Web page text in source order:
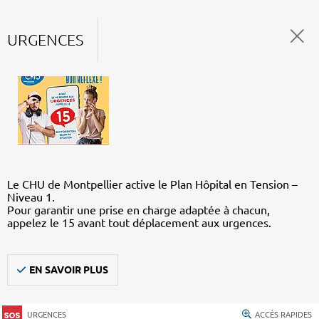
URGENCES
Le CHU de Montpellier active le Plan Hôpital en Tension –
Niveau 1.
Pour garantir une prise en charge adaptée à chacun,
appelez le 15 avant tout déplacement aux urgences.
EN SAVOIR PLUS
URGENCES ACCÈS RAPIDES